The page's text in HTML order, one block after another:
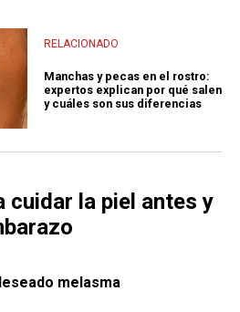
RELACIONADO
Manchas y pecas en el rostro:
expertos explican por qué salen
y cuáles son sus diferencias
cuidar la piel antes y
melasma